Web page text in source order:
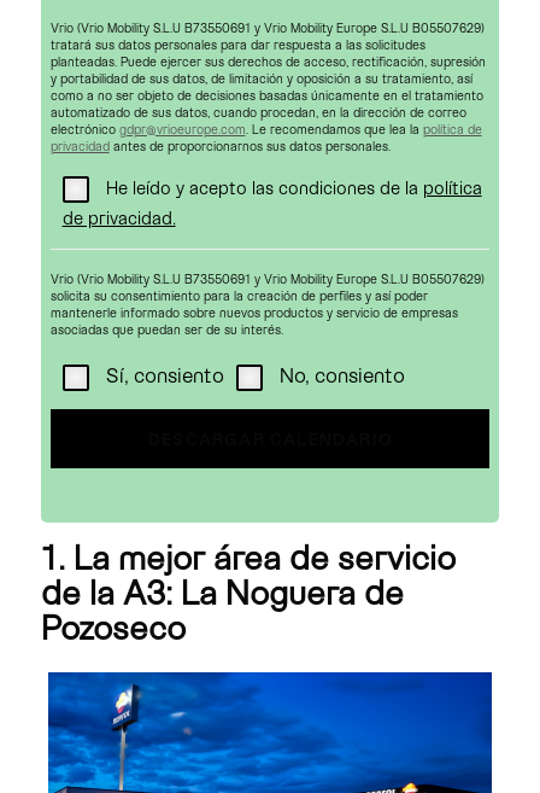
Vrio (Vrio Mobility S.L.U B73550691 y Vrio Mobility Europe S.L.U B05507629)
tratará sus datos personales para dar respuesta a las solicitudes
planteadas. Puede ejercer sus derechos de acceso, rectificación, supresión
y portabilidad de sus datos, de limitación y oposición a su tratamiento, así
como a no ser objeto de decisiones basadas únicamente en el tratamiento
automatizado de sus datos, cuando procedan, en la dirección de correo
electrónico gdpr@vrioeurope.com . Le recomendamos que lea la política de
privacidadantes de proporcionarnos sus datos personales.
He leído y acepto las condiciones de la política
de privacidad.
Vrio (Vrio Mobility S.L.U B73550691 y Vrio Mobility Europe S.L.U B05507629)
solicita su consentimiento para la creación de perfiles y así poder
mantenerle informado sobre nuevos productos y servicio de empresas
asociadas que puedan ser de su interés.
Sí, consiento No, consiento
1. La mejor área de servicio
de la A3: La Noguera de
Pozoseco